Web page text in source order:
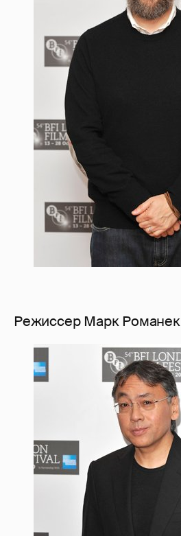
Режиссер Марк Романек